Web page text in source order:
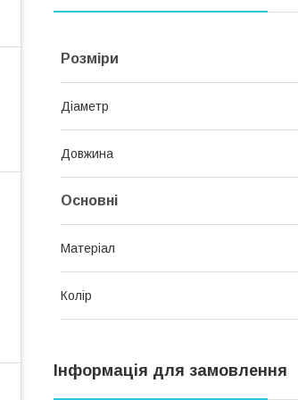
Розміри
Діаметр
Довжина
Основні
Матеріал
Колір
Інформація для замовлення